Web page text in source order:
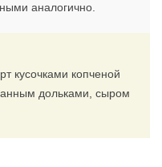
аналогично.
кусочками копченой
дольками, сыром